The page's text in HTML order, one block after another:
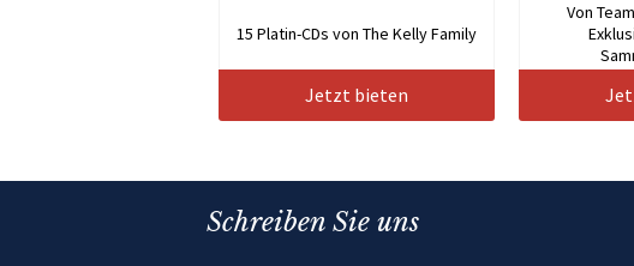
15 Platin-CDs von The Kelly Family
Jetzt bieten
Von
Schreiben Sie uns